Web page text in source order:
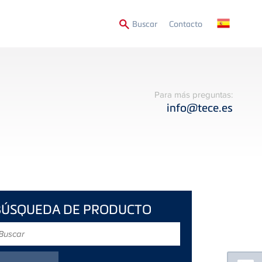
BuscarSecondary
Contacto
Para más preguntas:
info@tece.es
DE PRODUCTO
Floating